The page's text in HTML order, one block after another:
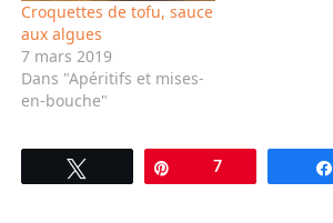
Croquettes de tofu, sauce
aux algues
7 mars 2019
Dans "Apéritifs et mises-
en-bouche"
Tweetez Épingle
7